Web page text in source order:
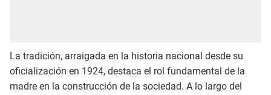
La tradición, arraigada en la historia nacional desde su
oficialización en 1924, destaca el rol fundamental de la
madre en la construcción de la sociedad. A lo largo del